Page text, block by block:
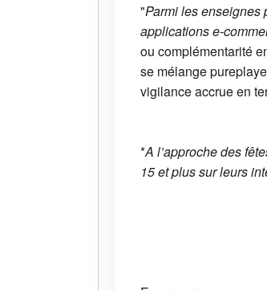
"Parmi les enseignes
applications e-
ou complémentarité
se mélange
vigilance accrue en
*A l’approche des
15 et plus sur leurs